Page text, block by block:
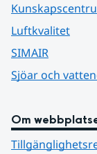
Luftkvalitet
SIMAIR
Sjöar och
Om